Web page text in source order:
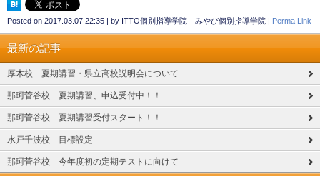
Posted on 2017.03.07 22:35 | by ITTO個別指導学院 みやび個別指導学院 | Perma Link
最新の記事
厚木校 夏期講習・県立高校説明会について
那珂菅谷校 夏期講習、申込受付中！！
那珂菅谷校 夏期講習受付スタート！！
水戸千波校 目標設定
那珂菅谷校 今年度初の定期テストに向けて